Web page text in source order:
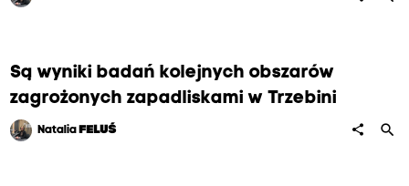
Są wyniki badań kolejnych obszarów
zagrożonych zapadliskami w Trzebini
Natalia FELUŚ share search